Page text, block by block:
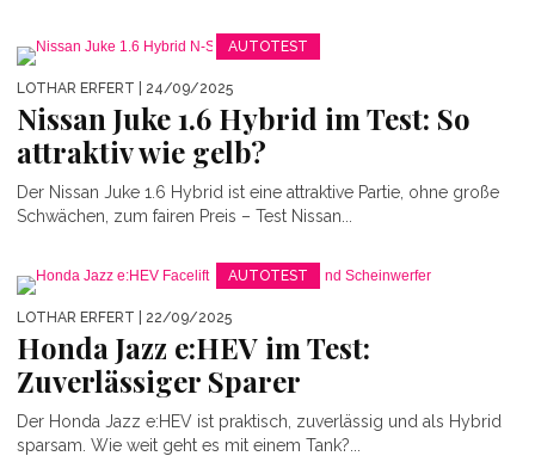
AUTOTEST
LOTHAR ERFERT | 24/09/2025
Nissan Juke 1.6 Hybrid im Test: So
attraktiv wie gelb?
Der Nissan Juke 1.6 Hybrid ist eine attraktive Partie, ohne große
Schwächen, zum fairen Preis – Test Nissan...
AUTOTEST
LOTHAR ERFERT | 22/09/2025
Honda Jazz e:HEV im Test:
Zuverlässiger Sparer
Der Honda Jazz e:HEV ist praktisch, zuverlässig und als Hybrid
sparsam. Wie weit geht es mit einem Tank?...